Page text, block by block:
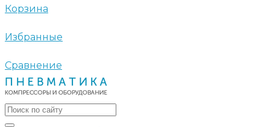
Корзина
Избранные
Сравнение